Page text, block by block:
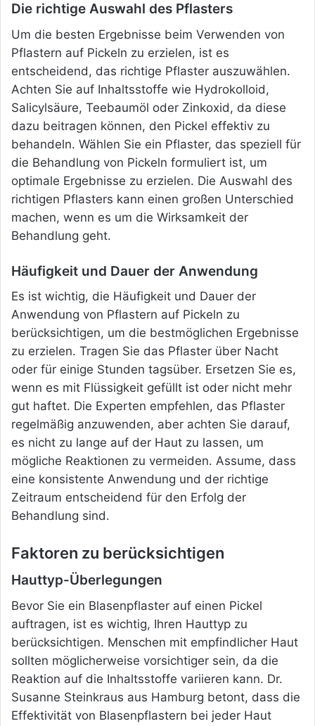
Die richtige Auswahl des Pflasters
Um die besten Ergebnisse beim Verwenden von
Pflastern auf Pickeln zu erzielen, ist es
entscheidend, das richtige Pflaster auszuwählen.
Achten Sie auf Inhaltsstoffe wie Hydrokolloid,
Salicylsäure, Teebaumöl oder Zinkoxid, da diese
dazu beitragen können, den Pickel effektiv zu
behandeln. Wählen Sie ein Pflaster, das speziell für
die Behandlung von Pickeln formuliert ist, um
optimale Ergebnisse zu erzielen. Die Auswahl des
richtigen Pflasters kann einen großen Unterschied
machen, wenn es um die Wirksamkeit der
Behandlung geht.
Häufigkeit und Dauer der Anwendung
Es ist wichtig, die Häufigkeit und Dauer der
Anwendung von Pflastern auf Pickeln zu
berücksichtigen, um die bestmöglichen Ergebnisse
zu erzielen. Tragen Sie das Pflaster über Nacht
oder für einige Stunden tagsüber. Ersetzen Sie es,
wenn es mit Flüssigkeit gefüllt ist oder nicht mehr
gut haftet. Die Experten empfehlen, das Pflaster
regelmäßig anzuwenden, aber achten Sie darauf,
es nicht zu lange auf der Haut zu lassen, um
mögliche Reaktionen zu vermeiden. Assume, dass
eine konsistente Anwendung und der richtige
Zeitraum entscheidend für den Erfolg der
Behandlung sind.
Faktoren zu berücksichtigen
Hauttyp-Überlegungen
Bevor Sie ein Blasenpflaster auf einen Pickel
auftragen, ist es wichtig, Ihren Hauttyp zu
berücksichtigen. Menschen mit empfindlicher Haut
sollten möglicherweise vorsichtiger sein, da die
Reaktion auf die Inhaltsstoffe variieren kann. Dr.
Susanne Steinkraus aus Hamburg betont, dass die
Effektivität von Blasenpflastern bei jeder Haut